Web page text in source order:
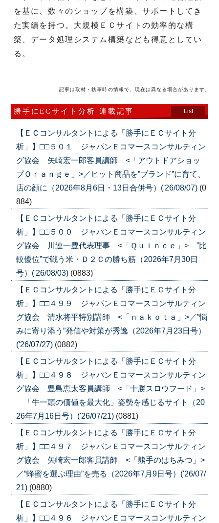
を基に、数々のショップを構築、サポートしてき
た実績を持つ。大規模ＥＣサイトの効率的な構
築、データ処理システム構築なども得意としてい
る。
記事は取材・執筆時の情報で、現在は異なる場合があります。
勝手にECサイト分析 連載記事 List
【ＥＣコンサルタントによる「勝手にＥＣサイト分
析」】□□５０１ ジャパンＥコマースコンサルティン
グ協会 矢崎宏一郎客員講師 <「アウトドアショッ
プＯｒａｎｇｅ」>／ヒット商品を”ブランド”に育て、
店の顔に（2026年8月6日・13日合併号）('26/08/07) (0
884)
【ＥＣコンサルタントによる「勝手にＥＣサイト分
析」】□□５００ ジャパンＥコマースコンサルティン
グ協会 川連一豊代表理事 <「Ｑｕｉｎｃｅ」> ”比
較優位”で戦う米・Ｄ２Ｃの勝ち筋（2026年7月30日
号）('26/08/03) (0883)
【ＥＣコンサルタントによる「勝手にＥＣサイト分
析」】□□４９９ ジャパンＥコマースコンサルティン
グ協会 清水将平特別講師 <「ｎａｋｏｔａ」>／”悩
みに寄り添う”発信や対策が秀逸（2026年7月23日号）
('26/07/27) (0882)
【ＥＣコンサルタントによる「勝手にＥＣサイト分
析」】□□４９８ ジャパンＥコマースコンサルティン
グ協会 豊島恵太客員講師 <「十勝スロウフード」>
「牛一頭の価値を最大化」姿勢を感じるサイト（20
26年7月16日号）('26/07/21) (0881)
【ＥＣコンサルタントによる「勝手にＥＣサイト分
析」】□□４９７ ジャパンＥコマースコンサルティン
グ協会 矢崎宏一郎客員講師 <「熊手のはちみつ」>
／”蜂蜜を選ぶ理由”を売る（2026年7月9日号）('26/07/
21) (0880)
【ＥＣコンサルタントによる「勝手にＥＣサイト分
析」】□□４９６ ジャパンＥコマースコンサルティン